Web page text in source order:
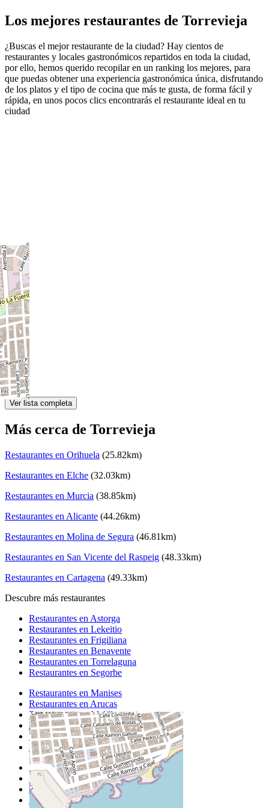
Los mejores restaurantes de Torrevieja
¿Buscas el mejor restaurante de la ciudad? Hay cientos de
restaurantes y locales gastronómicos repartidos en toda la ciudad,
por ello, hemos querido recopilar en un ranking los mejores, para
que puedas obtener una experiencia gastronómica única, disfrutando
de los platos y el tipo de cocina que más te gusta, de forma fácil y
rápida, en unos pocos clics encontrarás el restaurante ideal en tu
ciudad
Ver lista completa
Más cerca de Torrevieja
Restaurantes en Orihuela (25.82km)
Restaurantes en Elche (32.03km)
Restaurantes en Murcia (38.85km)
Restaurantes en Alicante (44.26km)
Restaurantes en Molina de Segura (46.81km)
Restaurantes en San Vicente del Raspeig (48.33km)
Restaurantes en Cartagena (49.33km)
Descubre más restaurantes
Restaurantes en Astorga
Restaurantes en Lekeitio
Restaurantes en Frigiliana
Restaurantes en Benavente
Restaurantes en Torrelaguna
Restaurantes en Segorbe
Restaurantes en Manises
Restaurantes en Arucas
Restaurantes en Melilla
Restaurantes en la Llagosta
Restaurantes en Manacor
Restaurantes en Miere
Restaurantes en Peñiscola
Restaurantes en Torrevieja
Restaurantes en Chelva
Restaurantes en Cambrils